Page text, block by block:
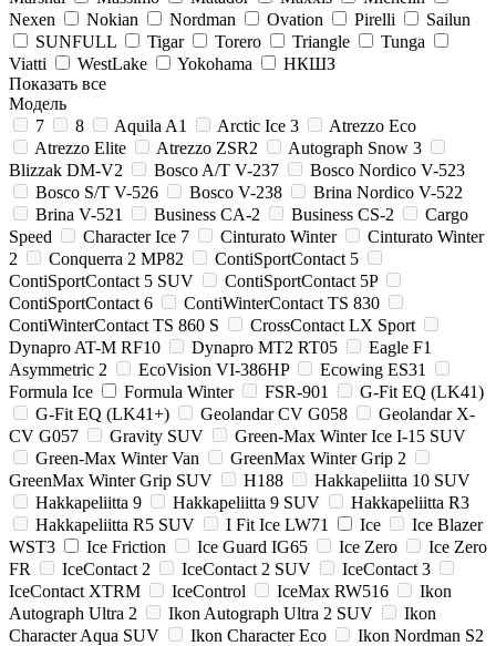
Nexen
Nokian Nordman Ovation Pirelli
Sailun
SUNFULL
Tigar Torero Triangle
Tunga
Viatti
WestLake Yokohama
НКШЗ
Показать все
Модель
7
8 Aquila A1 Arctic Ice 3
Atrezzo Eco
Atrezzo Elite
Atrezzo ZSR2
Autograph Snow 3
Blizzak DM-V2
Bosco A/T V-237
Bosco Nordico V-523
Bosco S/T V-526
Bosco V-238
Brina Nordico V-522
Brina V-521
Business CA-2 Business CS-2
Cargo
Speed
Character Ice 7 Cinturato Winter
Cinturato Winter
2
Conquerra 2 MP82
ContiSportContact 5
ContiSportContact 5 SUV
ContiSportContact 5P
ContiSportContact 6
ContiWinterContact TS 830
ContiWinterContact TS 860 S
CrossContact LX Sport
Dynapro AT-M RF10
Dynapro MT2 RT05
Eagle F1
Asymmetric 2
EcoVision VI-386HP
Ecowing ES31
Formula Ice
Formula Winter FSR-901
G-Fit EQ (LK41)
G-Fit EQ (LK41+)
Geolandar CV G058
Geolandar X-
CV G057
Gravity SUV
Green-Max Winter Ice I-15 SUV
Green-Max Winter Van
GreenMax Winter Grip 2
GreenMax Winter Grip SUV
H188
Hakkapeliitta 10 SUV
Hakkapeliitta 9
Hakkapeliitta 9 SUV
Hakkapeliitta R3
Hakkapeliitta R5 SUV
I Fit Ice LW71 Ice
Ice Blazer
WST3
Ice Friction Ice Guard IG65 Ice Zero
Ice Zero
FR
IceContact 2 IceContact 2 SUV
IceContact 3
IceContact XTRM
IceControl IceMax RW516
Ikon
Autograph Ultra 2
Ikon Autograph Ultra 2 SUV
Ikon
Character Aqua SUV
Ikon Character Eco
Ikon Nordman S2